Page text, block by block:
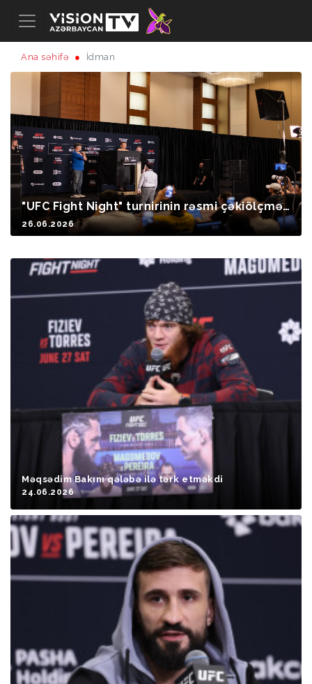
Ana səhifə İdman
"UFC Fight Night" turnirinin rəsmi çəkiölçmə
mərasimi keçirilib
26.06.2026
Məqsədim Bakını qələbə ilə tərk etməkdi
24.06.2026